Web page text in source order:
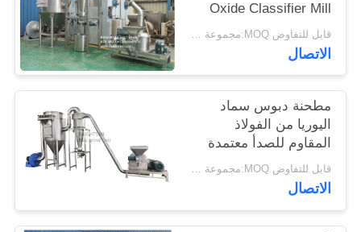
PRIVACY
POLICY
Oxide Classifier Mill
Metal Oxide ACM
Ggrinder من Brightsail
قابل للتفاوض MOQ:مجموعة واحدة
الاتصال
مطحنة دبوس سماد
اليوريا من الفولاذ
المقاوم للصدأ معتمدة
من CE
قابل للتفاوض MOQ:مجموعة واحدة
الاتصال